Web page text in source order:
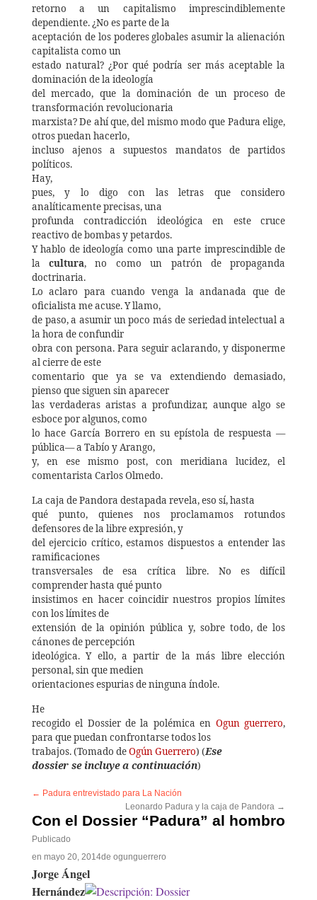
retorno a un capitalismo imprescindiblemente
dependiente. ¿No es parte de la
aceptación de los poderes globales asumir la alienación
capitalista como un
estado natural? ¿Por qué podría ser más aceptable la
dominación de la ideología
del mercado, que la dominación de un proceso de
transformación revolucionaria
marxista? De ahí que, del mismo modo que Padura elige,
otros puedan hacerlo,
incluso ajenos a supuestos mandatos de partidos
políticos.
Hay,
pues, y lo digo con las letras que considero
analíticamente precisas, una
profunda contradicción ideológica en este cruce
reactivo de bombas y petardos.
Y hablo de ideología como una parte imprescindible de
lacultura, no como un patrón de propaganda
doctrinaria.
Lo aclaro para cuando venga la andanada que de
oficialista me acuse. Y llamo,
de paso, a asumir un poco más de seriedad intelectual a
la hora de confundir
obra con persona. Para seguir aclarando, y disponerme
al cierre de este
comentario que ya se va extendiendo demasiado,
pienso que siguen sin aparecer
las verdaderas aristas a profundizar, aunque algo se
esboce por algunos, como
lo hace García Borrero en su epístola de respuesta —
pública— a Tabío y Arango,
y, en ese mismo post, con meridiana lucidez, el
comentarista Carlos Olmedo.
La caja de Pandora destapada revela, eso sí, hasta
qué punto, quienes nos proclamamos rotundos
defensores de la libre expresión, y
del ejercicio crítico, estamos dispuestos a entender las
ramificaciones
transversales de esa crítica libre. No es difícil
comprender hasta qué punto
insistimos en hacer coincidir nuestros propios límites
con los límites de
extensión de la opinión pública y, sobre todo, de los
cánones de percepción
ideológica. Y ello, a partir de la más libre elección
personal, sin que medien
orientaciones espurias de ninguna índole.
He
recogido el Dossier de la polémica en Ogun guerrero,
para que puedan confrontarse todos los
trabajos. (Tomado deOgún Guerrero) (Ese
dossier se incluye a continuación)
← Padura entrevistado para La Nación
Leonardo Padura y la caja de Pandora →
Con el Dossier “Padura” al hombro
Publicado
en mayo 20, 2014de ogunguerrero
Jorge Ángel
Hernández